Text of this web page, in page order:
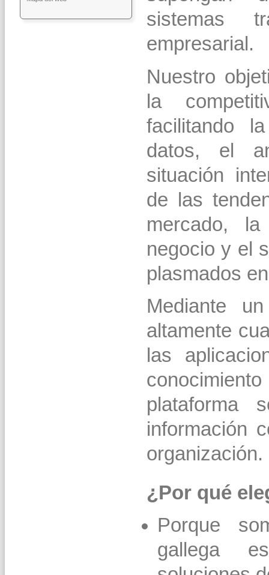
sistemas
empresarial.
Nuestro
la
facilitando
datos, el
situación
de las
mercado,
negocio y el
plasmados
Mediante
altamente
las
plataforma
información
organización.
¿Por qué
Porque
gallega